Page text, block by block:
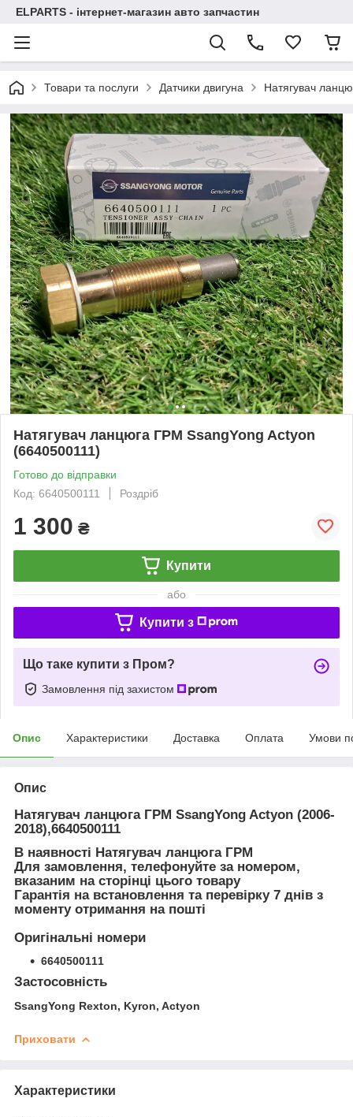
ELPARTS - інтернет-магазин авто запчастин
Товари та послуги Датчики двигуна Натягувач
Натягувач ланцюга ГРМ SsangYong Actyon
(6640500111)
Готово до відправки
Код: 6640500111
Роздріб
1 300 ₴
Купити
або
Купити з
Що таке купити з Пром?
Замовлення під захистом
Опис Характеристики Доставка Оплата Умови
Опис
Натягувач ланцюга ГРМ SsangYong Actyon (2006-
2018),6640500111
В наявності Натягувач ланцюга ГРМ
Для замовлення, телефонуйте за номером,
вказаним на сторінці цього товару
Гарантія на встановлення та перевірку 7 днів з
моменту отримання на пошті
Оригінальні номери
6640500111
Застосовність
SsangYong Rexton, Kyron, Actyon
Приховати
Характеристики